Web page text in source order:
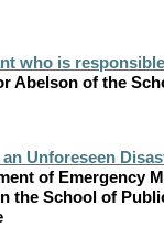
who is
Abelson of the
Unforeseen
of Emergency
the School of